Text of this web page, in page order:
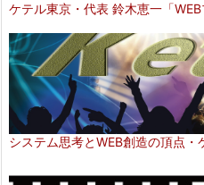
ケテル東京・代表 鈴木恵一「WEB
システム思考とWEB創造の頂点・